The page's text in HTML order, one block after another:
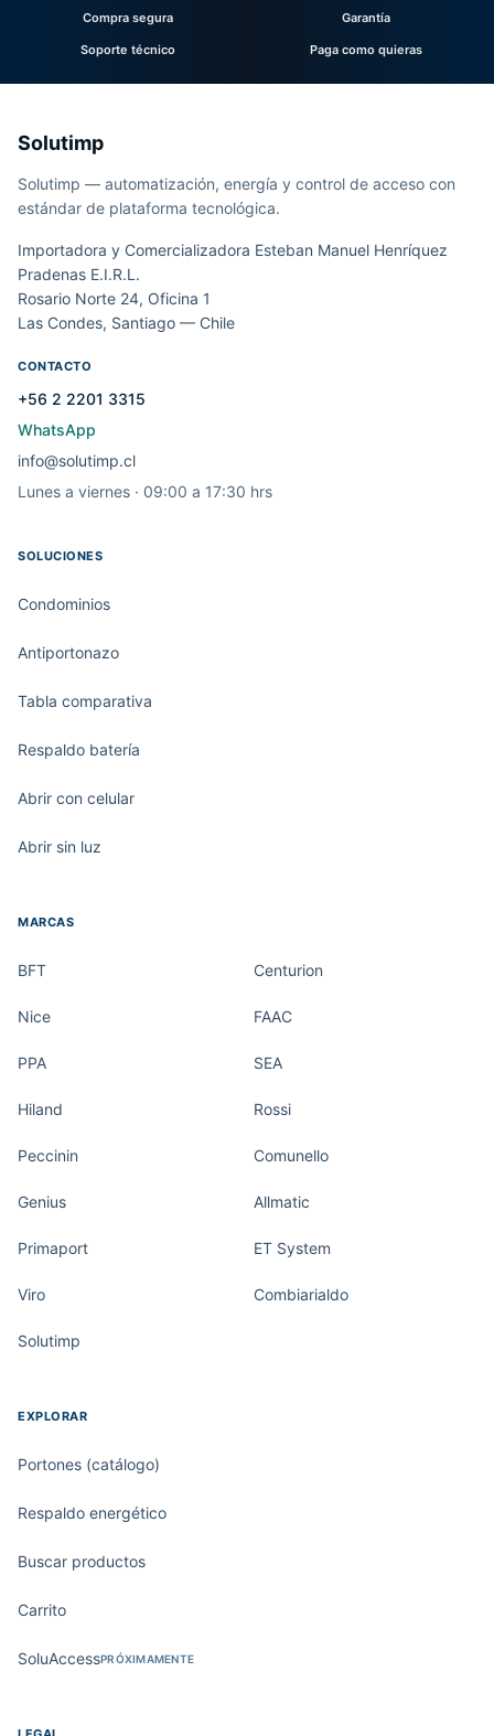
Compra segura Garantía
Soporte técnico Paga como quieras
Solutimp
Solutimp — automatización, energía y control de acceso con
estándar de plataforma tecnológica.
Importadora y Comercializadora Esteban Manuel Henríquez
Pradenas E.I.R.L.
Rosario Norte 24, Oficina 1
Las Condes, Santiago — Chile
CONTACTO
+56 2 2201 3315
WhatsApp
info@solutimp.cl
Lunes a viernes · 09:00 a 17:30 hrs
SOLUCIONES
Condominios
Antiportonazo
Tabla comparativa
Respaldo batería
Abrir con celular
Abrir sin luz
MARCAS
BFT Centurion
Nice FAAC
PPA SEA
Hiland Rossi
Peccinin Comunello
Genius Allmatic
Primaport ET System
Viro Combiarialdo
Solutimp
EXPLORAR
Portones (catálogo)
Respaldo energético
Buscar productos
Carrito
SoluAccessPRÓXIMAMENTE